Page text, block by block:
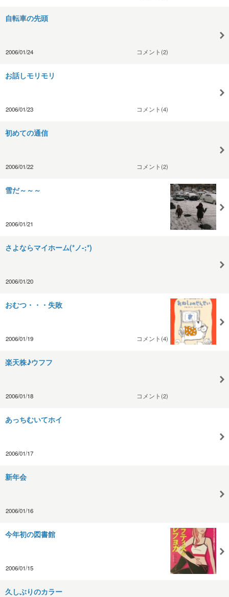
自転車の先頭
2006/01/24 コメント(2)
お話しモリモリ
2006/01/23 コメント(4)
初めての通信
2006/01/22 コメント(2)
雪だ～～～
2006/01/21
さよならマイホーム(*ノ-;*)
2006/01/20
おむつ・・・失敗
2006/01/19 コメント(4)
楽天株♪ウフフ
2006/01/18 コメント(2)
あっちむいてホイ
2006/01/17
新年会
2006/01/16
今年初の図書館
2006/01/15
久しぶりのカラー